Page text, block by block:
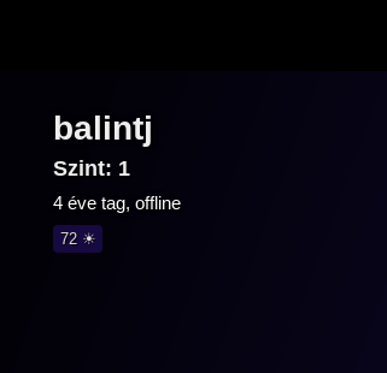
balintj
Szint: 1
4 éve tag, offline
72 ☀